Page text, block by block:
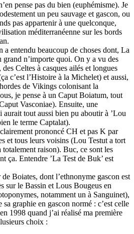
pense pas du bien (euphémisme). Je
un peu sauvage et gascon, ou
pas appartenir à une quelconque,
méditerranéenne sur les bords
a entendu beaucoup de choses dont, La
n’importe quoi. On y a vu des
Celtes à casques ailés et longues
c’est l’Histoire à la Michelet) et aussi,
de Vikings colonisant la
je pense à un Caput Boiatum, tout
Vasconiae). Ensuite, une
tout aussi bien pu aboutir à ’Lou
le terme Captalat).
prononcé CH et pas K par
et tous leurs voisins (Lou Testut a tort
raison). Buc, ce sont les
ça. Entendre ’La Test de Buk’ est
Boiates, dont l’ethnonyme gascon est
sur le Bassin et Lous Bougeus en
notamment un à Sanguinet),
sa graphie en gascon normé : c’est celle
1998 quand j’ai réalisé ma première
choix :